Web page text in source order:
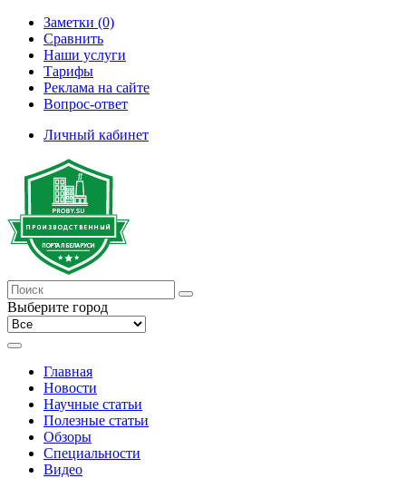
Заметки (0)
Сравнить
Наши услуги
Тарифы
Реклама на сайте
Вопрос-ответ
Личный кабинет
Выберите город
Главная
Новости
Научные статьи
Полезные статьи
Обзоры
Специальности
Видео